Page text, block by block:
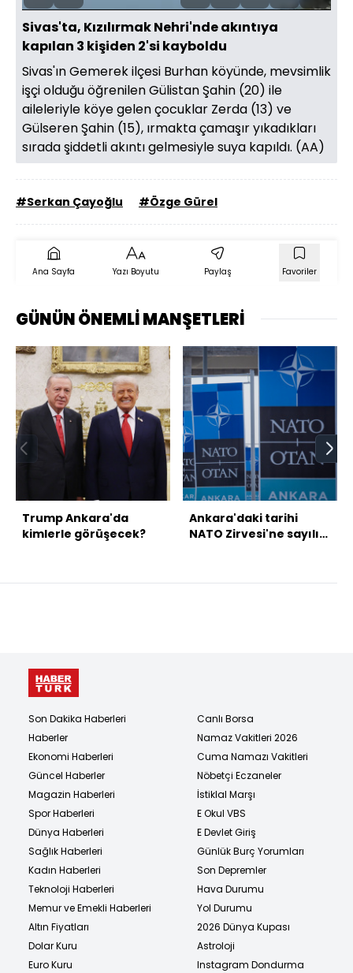
Aç
Hızı
oynatıcıEkran
Sivas'ta, Kızılırmak Nehri'nde akıntıya
kapılan 3 kişiden 2'si kayboldu
Sivas'ın Gemerek ilçesi Burhan köyünde, mevsimlik
işçi olduğu öğrenilen Gülistan Şahin (20) ile
aileleriyle köye gelen çocuklar Zerda (13) ve
Gülseren Şahin (15), ırmakta çamaşır yıkadıkları
sırada şiddetli akıntı gelmesiyle suya kapıldı. (AA)
#Serkan Çayoğlu #Özge Gürel
Ana Sayfa Yazı Boyutu Paylaş Favoriler
GÜNÜN ÖNEMLİ MANŞETLERİ
Trump Ankara'da
kimlerle görüşecek?
Ankara'daki tarihi
NATO Zirvesi'ne sayılı
Son Dakika Haberleri
Haberler
Ekonomi Haberleri
Güncel Haberler
Magazin Haberleri
Spor Haberleri
Dünya Haberleri
Sağlık Haberleri
Kadın Haberleri
Teknoloji Haberleri
Memur ve Emekli Haberleri
Altın Fiyatları
Dolar Kuru
Euro Kuru
Canlı Borsa
Namaz Vakitleri 2026
Cuma Namazı Vakitleri
Nöbetçi Eczaneler
İstiklal Marşı
E Okul VBS
E Devlet Giriş
Günlük Burç Yorumları
Son Depremler
Hava Durumu
Yol Durumu
2026 Dünya Kupası
Astroloji
Instagram Dondurma